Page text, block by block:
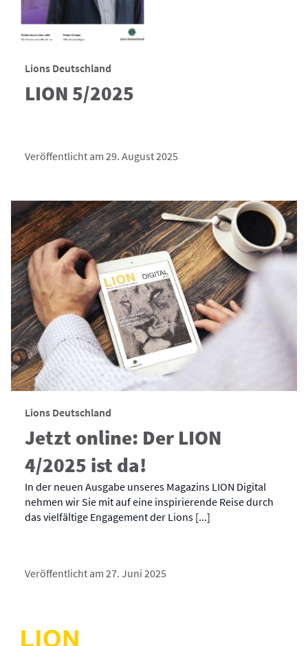
Lions Deutschland
LION 5/2025
Veröffentlicht am 29. August 2025
Lions Deutschland
Jetzt online: Der LION
4/2025 ist da!
In der neuen Ausgabe unseres Magazins LION Digital
nehmen wir Sie mit auf eine inspirierende Reise durch
das vielfältige Engagement der Lions [...]
Veröffentlicht am 27. Juni 2025